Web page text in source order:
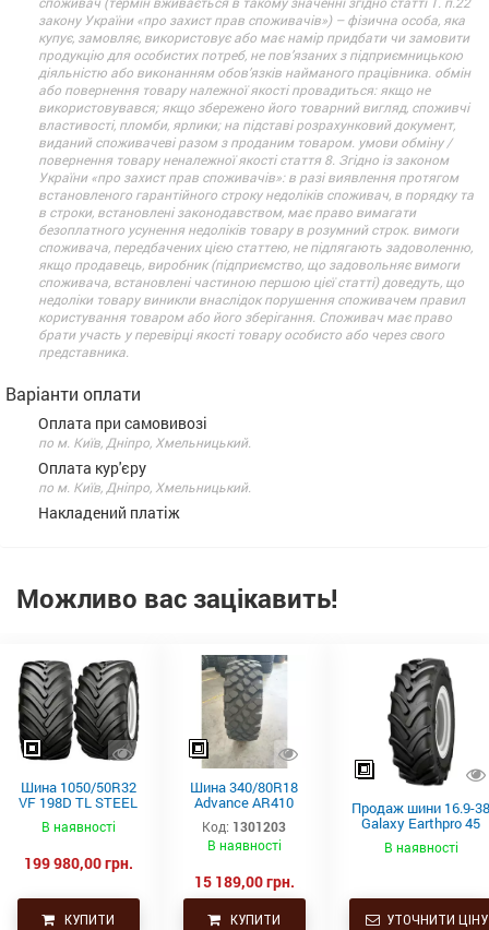
закону України «про захист прав споживачів») – фізична особа, яка
купує, замовляє, використовує або має намір придбати чи замовити
продукцію для особистих потреб, не пов’язаних з підприємницькою
діяльністю або виконанням обов’язків найманого працівника. обмін
або повернення товару належної якості провадиться: якщо не
використовувався; якщо збережено його товарний вигляд, споживчі
властивості, пломби, ярлики; на підставі розрахунковий документ,
виданий споживачеві разом з проданим товаром. умови обміну /
повернення товару неналежної якості стаття 8. Згідно із законом
України «про захист прав споживачів»: в разі виявлення протягом
встановленого гарантійного строку недоліків споживач, в порядку та
в строки, встановлені законодавством, має право вимагати
безоплатного усунення недоліків товару в розумний строк. вимоги
споживача, передбачених цією статтею, не підлягають задоволенню,
якщо продавець, виробник (підприємство, що задовольняє вимоги
споживача, встановлені частиною першою цієї статті) доведуть, що
недоліки товару виникли внаслідок порушення споживачем правил
користування товаром або його зберігання. Споживач має право
брати участь у перевірці якості товару особисто або через свого
представника.
Варіанти оплати
Оплата при самовивозі
по м. Київ, Дніпро, Хмельницький.
Оплата кур'єру
по м. Київ, Дніпро, Хмельницький.
Накладений платіж
Можливо вас зацікавить!
Шина 1050/50R32
VF 198D TL STEEL
BELTED(S) 377
Alliance
В наявності
199 980,00 грн.
КУПИТИ
Шина 340/80R18
Advance AR410
(R4, 143A8, TL)
шашка
Код: 1301203
В наявності
15 189,00 грн.
КУПИТИ
Продаж шини 16.9-
Galaxy Earthpro 45
(8PR, 141A8, TT) для
В наявності
УТОЧНИТИ ЦІНУ